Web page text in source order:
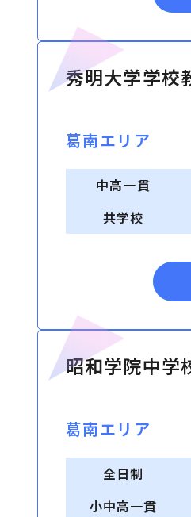
秀明大学学校
葛南エリア
中高一貫
共学校
昭和学院中学
葛南エリア
全日制
小中高一貫